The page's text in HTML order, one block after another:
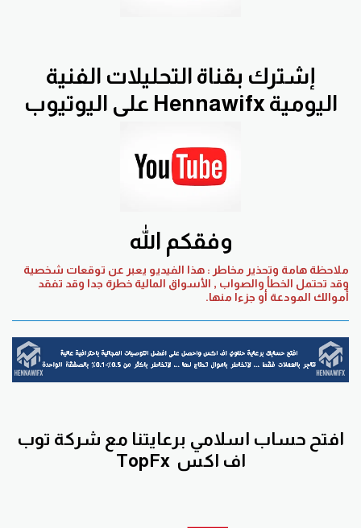
إشترك بقناة التحليلات الفنية
اليومية Hennawifx على اليوتيوب
وفقكم الله
ملاحظة هامة وتحذير مخاطر : هذا الفيديو يعبر عن توقعات شخصية
وقد تحتمل الخطأ والصواب , الأسواق المالية خطرة جدا وقد تفقد
أموالك المودعة أو جزءا منها.
افتح حساب اسلامي برعايتنا مع شركة توب
اف اكس TopFx